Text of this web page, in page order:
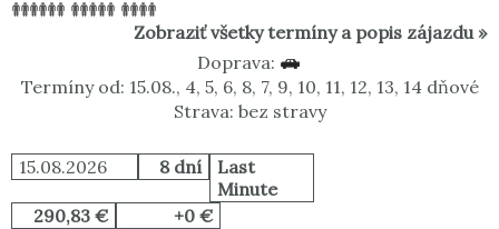
Zobraziť všetky termíny a popis zájazdu »
Doprava:
Termíny od: 15.08., 4, 5, 6, 8, 7, 9, 10, 11, 12, 13, 14 dňové
Strava: bez stravy
15.08.2026 8 dní
Last
Minute
290,83 €
+0 €